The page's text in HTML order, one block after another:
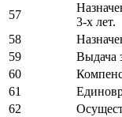
57
3-х лет.
58
59
Выдача
60
61
62